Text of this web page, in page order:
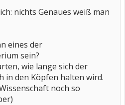
nichts Genaues weiß man
eines der
sein?
wie lange sich der
in den Köpfen halten wird.
noch so